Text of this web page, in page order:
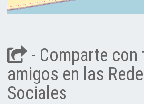
- Comparte con
amigos en las
Sociales